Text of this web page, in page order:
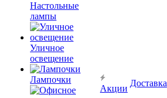
Настольные
лампы
Уличное
освещение
Лампочки
Акции
Доставка